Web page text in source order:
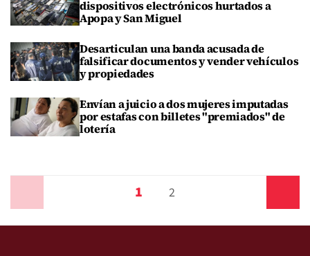
dispositivos electrónicos hurtados a
Apopa y San Miguel
Desarticulan una banda acusada de
falsificar documentos y vender vehículos
y propiedades
Envían a juicio a dos mujeres imputadas
por estafas con billetes "premiados" de
lotería
1 2